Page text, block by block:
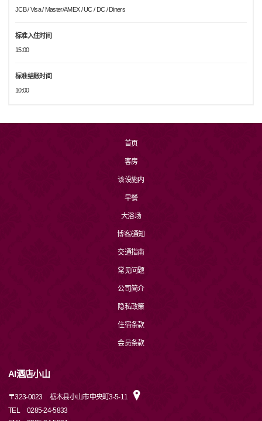
JCB / Visa / Master/AMEX / UC / DC / Diners
标准入住时间
15:00
标准结账时间
10:00
首页
客房
该设施内
早餐
大浴场
博客/通知
交通指南
常见问题
公司简介
隐私政策
住宿条款
会员条款
AI酒店小山
〒323-0023
栃木县小山市中央町3-5-11
TEL
0285-24-5833